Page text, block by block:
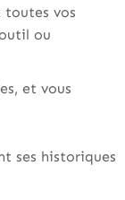
toutes vos
ou
et vous
ses historiques